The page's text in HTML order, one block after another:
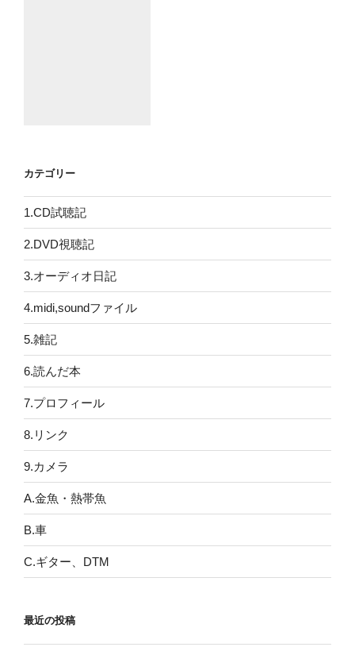
カテゴリー
1.CD試聴記
2.DVD視聴記
3.オーディオ日記
4.midi,soundファイル
5.雑記
6.読んだ本
7.プロフィール
8.リンク
9.カメラ
A.金魚・熱帯魚
B.車
C.ギター、DTM
最近の投稿